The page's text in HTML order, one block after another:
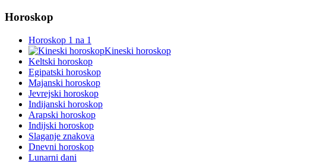
Horoskop
Horoskop 1 na 1
Kineski horoskop
Keltski horoskop
Egipatski horoskop
Majanski horoskop
Jevrejski horoskop
Indijanski horoskop
Arapski horoskop
Indijski horoskop
Slaganje znakova
Dnevni horoskop
Lunarni dani